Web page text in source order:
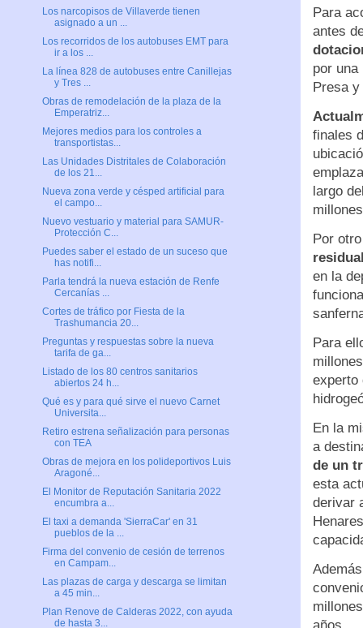
Para
antes
por
Presa
finales
largo
Por
en la
Para
experto
En la
a
de un
esta
derivar
Los narcopisos de Villaverde tienen
asignado a un ...
Los recorridos de los autobuses EMT para
ir a los ...
La línea 828 de autobuses entre Canillejas
y Tres ...
Obras de remodelación de la plaza de la
Emperatriz...
Mejores medios para los controles a
transportistas...
Las Unidades Distritales de Colaboración
de los 21...
Nueva zona verde y césped artificial para
el campo...
Nuevo vestuario y material para SAMUR-
Protección C...
Puedes saber el estado de un suceso que
has notifi...
Parla tendrá la nueva estación de Renfe
Cercanías ...
Cortes de tráfico por Fiesta de la
Trashumancia 20...
Preguntas y respuestas sobre la nueva
tarifa de ga...
Listado de los 80 centros sanitarios
abiertos 24 h...
Qué es y para qué sirve el nuevo Carnet
Universita...
Retiro estrena señalización para personas
con TEA
Obras de mejora en los polideportivos Luis
Aragoné...
El Monitor de Reputación Sanitaria 2022
encumbra a...
El taxi a demanda 'SierraCar' en 31
pueblos de la ...
Firma del convenio de cesión de terrenos
en Campam...
Las plazas de carga y descarga se limitan
a 45 min...
Plan Renove de Calderas 2022, con ayuda
de hasta 3...